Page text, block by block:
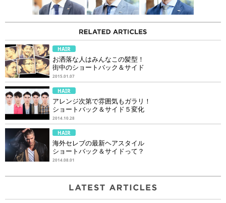
HAIR
お洒落な人はみんなこの髪型！
街中のショートバック＆サイド
2015.01.07
HAIR
アレンジ次第で雰囲気もガラリ！
ショートバック＆サイド５変化
2014.10.28
HAIR
海外セレブの最新ヘアスタイル
ショートバック＆サイドって？
2014.08.01